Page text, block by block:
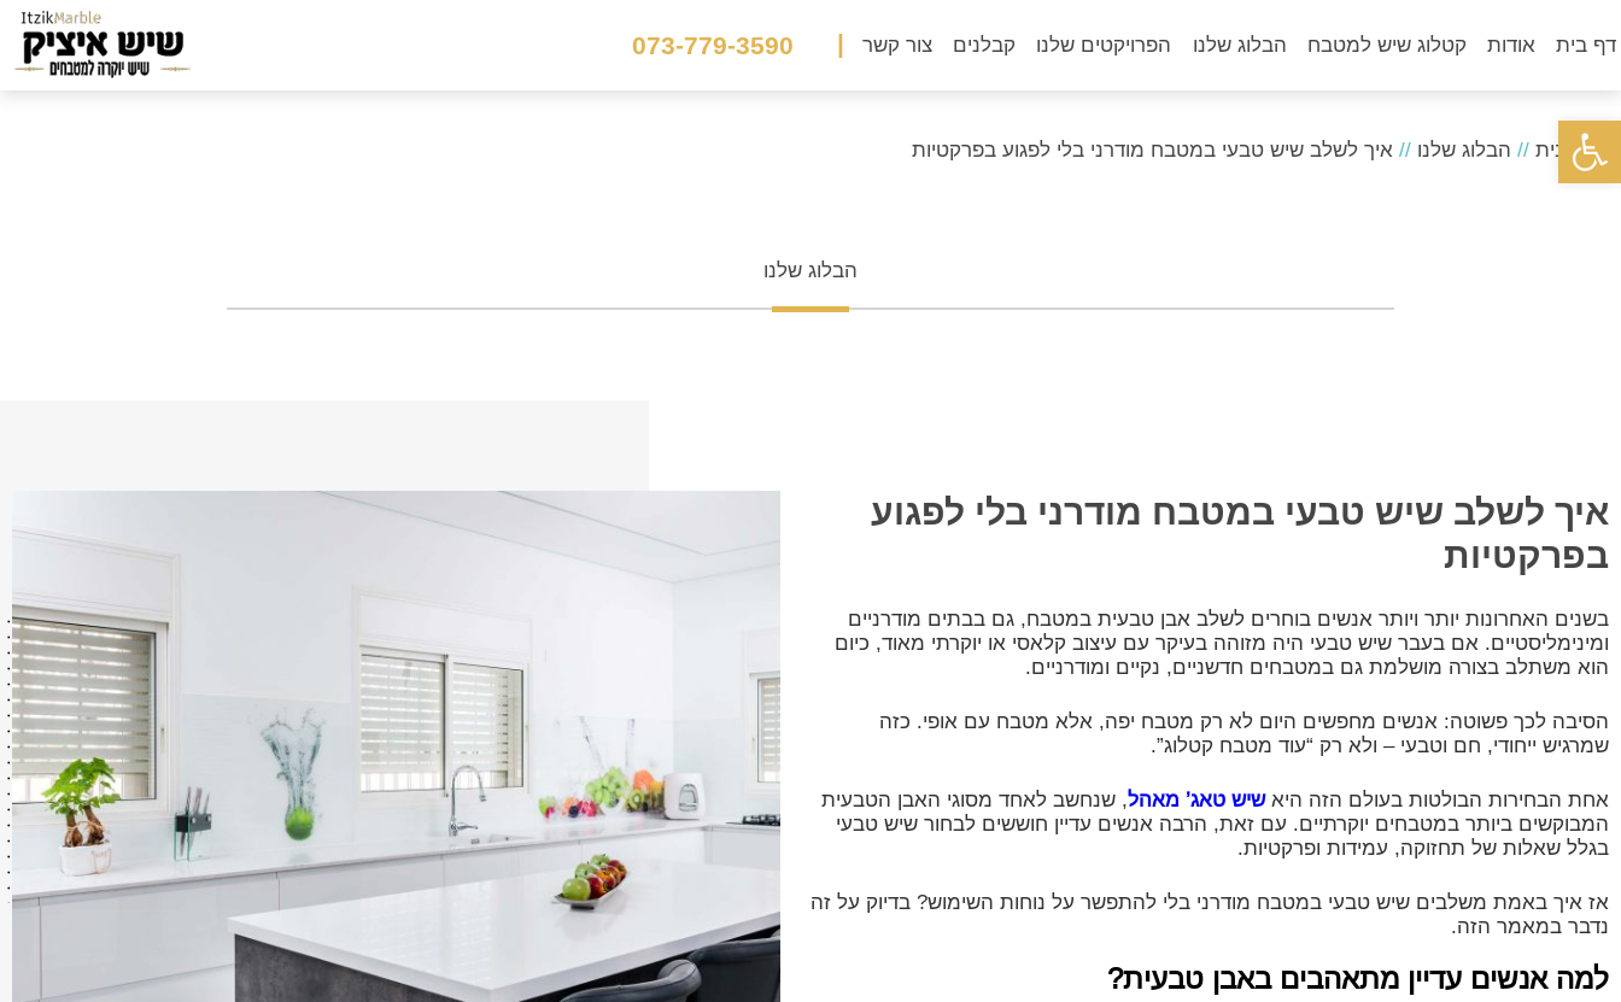
פתח סרגל נגישות
דף בית אודות קטלוג שיש למטבח הבלוג שלנו הפרויקטים שלנו קבלנים צור קשר |
073-779-3590
דף הבית // הבלוג שלנו // איך לשלב שיש טבעי במטבח מודרני בלי לפגוע בפרקטיות
הבלוג שלנו
איך לשלב שיש טבעי במטבח מודרני בלי לפגוע
בפרקטיות
בשנים האחרונות יותר ויותר אנשים בוחרים לשלב אבן טבעית במטבח, גם בבתים מודרניים
ומינימליסטיים. אם בעבר שיש טבעי היה מזוהה בעיקר עם עיצוב קלאסי או יוקרתי מאוד, כיום
הוא משתלב בצורה מושלמת גם במטבחים חדשניים, נקיים ומודרניים.
הסיבה לכך פשוטה: אנשים מחפשים היום לא רק מטבח יפה, אלא מטבח עם אופי. כזה
שמרגיש ייחודי, חם וטבעי – ולא רק “עוד מטבח קטלוג”.
אחת הבחירות הבולטות בעולם הזה היאשיש טאג’ מאהל, שנחשב לאחד מסוגי האבן הטבעית
המבוקשים ביותר במטבחים יוקרתיים. עם זאת, הרבה אנשים עדיין חוששים לבחור שיש טבעי
בגלל שאלות של תחזוקה, עמידות ופרקטיות.
אז איך באמת משלבים שיש טבעי במטבח מודרני בלי להתפשר על נוחות השימוש? בדיוק על זה
נדבר במאמר הזה.
למה אנשים עדיין מתאהבים באבן טבעית?